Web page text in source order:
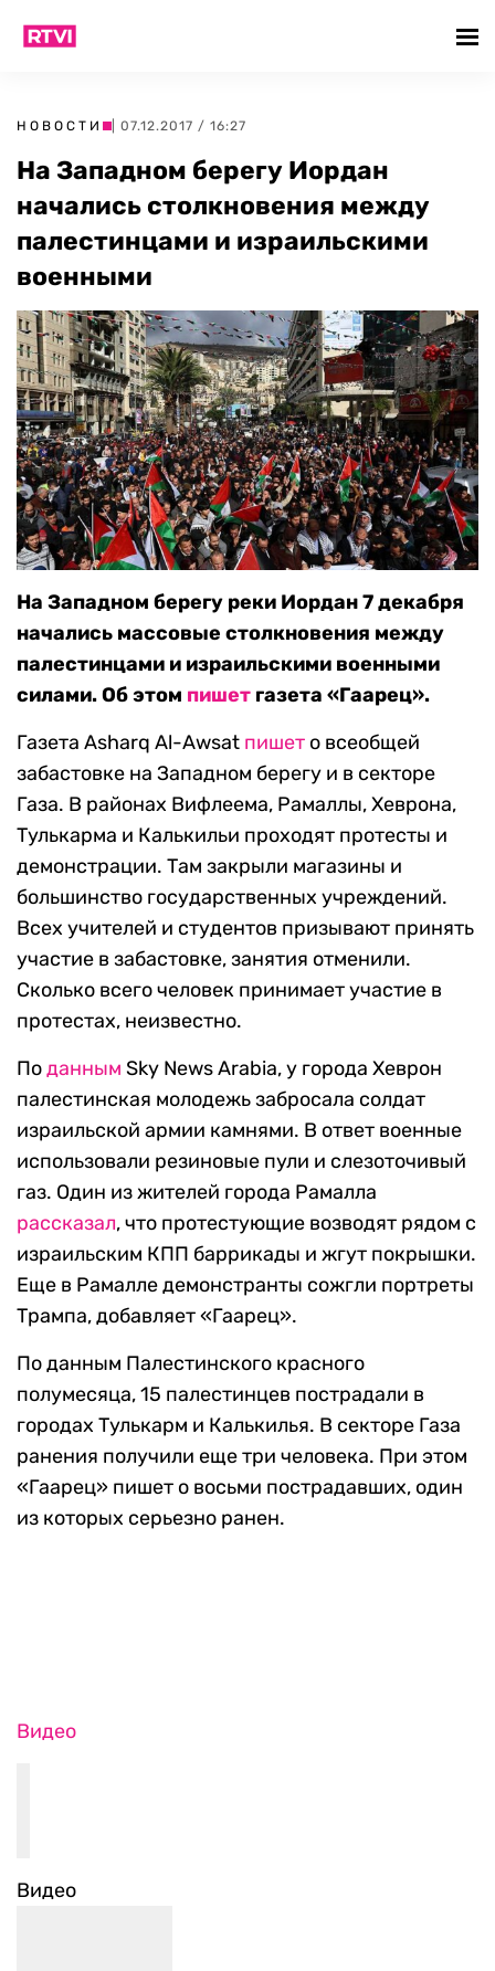
НОВОСТИ | 07.12.2017 / 16:27
На Западном берегу Иордан
начались столкновения между
палестинцами и израильскими
военными
На Западном берегу реки Иордан 7 декабря
начались массовые столкновения между
палестинцами и израильскими военными
силами. Об этом пишет газета «Гаарец».
Газета Asharq Al-Awsat пишет о всеобщей
забастовке на Западном берегу и в секторе
Газа. В районах Вифлеема, Рамаллы, Хеврона,
Тулькарма и Калькильи проходят протесты и
демонстрации. Там закрыли магазины и
большинство государственных учреждений.
Всех учителей и студентов призывают принять
участие в забастовке, занятия отменили.
Сколько всего человек принимает участие в
протестах, неизвестно.
Поданным Sky News Arabia, у города Хеврон
палестинская молодежь забросала солдат
израильской армии камнями. В ответ военные
использовали резиновые пули и слезоточивый
газ. Один из жителей города Рамалла
рассказал, что протестующие возводят рядом с
израильским КПП баррикады и жгут покрышки.
Еще в Рамалле демонстранты сожгли портреты
Трампа, добавляет «Гаарец».
По данным Палестинского красного
полумесяца, 15 палестинцев пострадали в
городах Тулькарм и Калькилья. В секторе Газа
ранения получили еще три человека. При этом
«Гаарец» пишет о восьми пострадавших, один
из которых серьезно ранен.
Видео
Видео